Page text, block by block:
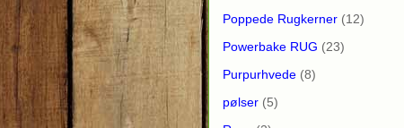
Poppede Rugkerner (12)
Powerbake RUG (23)
Purpurhvede (8)
pølser (5)